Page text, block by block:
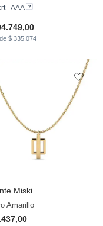
- AAA
$ 335.074
Miski
Amarillo